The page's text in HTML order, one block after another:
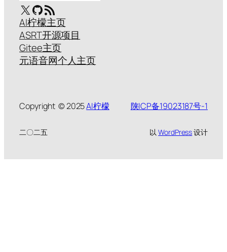
X GitHub
RSS Feed
AI柠檬主页
ASRT开源项目
Gitee主页
元语音网个人主页
Copyright © 2025AI柠檬 陕ICP备19023187号-1
二〇二五 以WordPress设计